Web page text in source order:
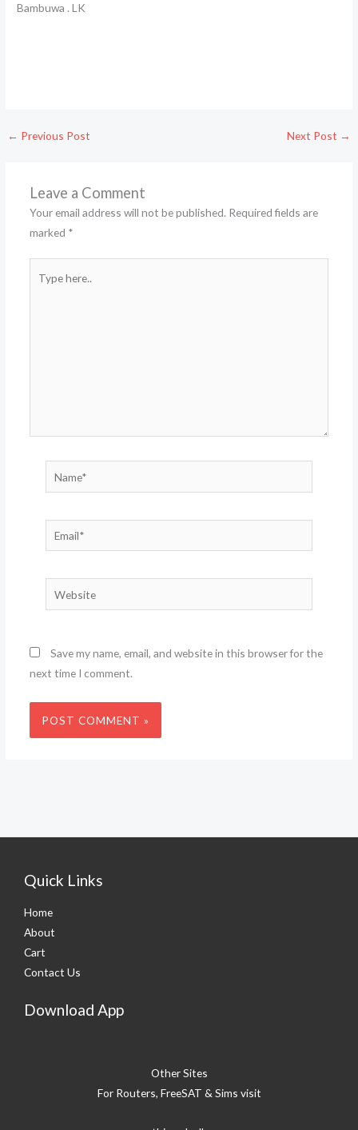
Bambuwa . LK
← Previous Post Next Post →
Leave a Comment
Your email address will not be published. Required fields are
marked *
here..
Name*
Email*
Save my name, email, and website in this browser for the
next time I comment.
Quick Links
Home
About
Cart
Contact Us
Download App
Other Sites
For Routers, FreeSAT & Sims visit